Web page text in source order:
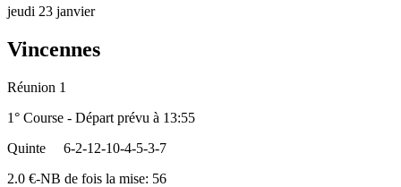
jeudi 23 janvier
Vincennes
Réunion 1
1° Course - Départ prévu à 13:55
Quinte
6-2-12-10-4-5-3-7
2.0 €-NB de fois la mise: 56